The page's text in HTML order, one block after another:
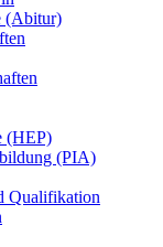
(Abitur)
(HEP)
(PIA)
Qualifikation